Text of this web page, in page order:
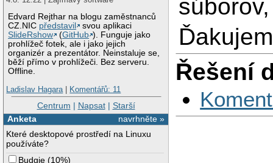
Edvard Rejthar na blogu zaměstnanců
CZ.NIC představil
svou aplikaci
SlideRshow
(GitHub ). Funguje jako
prohlížeč fotek, ale i jako jejich
organizér a prezentátor. Neinstaluje se,
běží přímo v prohlížeči. Bez serveru.
Offline.
Ladislav Hagara| Komentářů: 11
Centrum | Napsat| Starší
navrhněte »
Anketa
Které desktopové prostředí na Linuxu
používáte?
Budgie (10%)
Řešení